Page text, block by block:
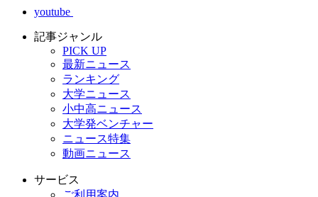
youtube
記事ジャンル
PICK UP
最新ニュース
ランキング
大学ニュース
小中高ニュース
大学発ベンチャー
ニュース特集
動画ニュース
サービス